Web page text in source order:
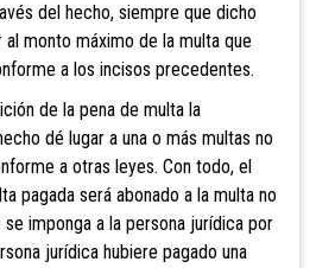
del hecho, siempre que dicho
monto máximo de la multa que
a los incisos precedentes.
de la pena de multa la
dé lugar a una o más multas no
a otras leyes. Con todo, el
pagada será abonado a la multa no
imponga a la persona jurídica por
jurídica hubiere pagado una